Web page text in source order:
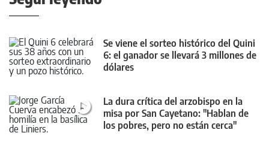
Se viene el sorteo histórico del Quini
6: el ganador se llevará 3 millones de
dólares
La dura crítica del arzobispo en la
misa por San Cayetano: "Hablan de
los pobres, pero no están cerca"